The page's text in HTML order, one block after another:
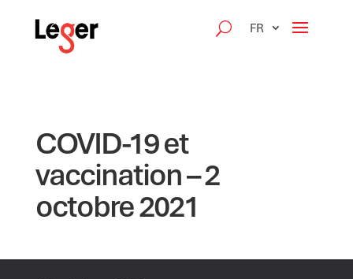
FR
COVID-19 et
vaccination – 2
octobre 2021